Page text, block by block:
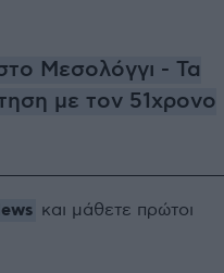
Μεσολόγγι - Τα
με τον 51χρονο
και μάθετε πρώτοι